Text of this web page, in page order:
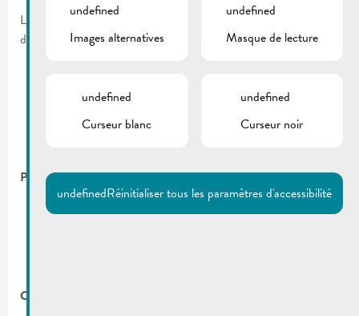
Le bistrot/restaurant avec une capacité de 49 places assises
dispose :
de terrasses et
la possibilité d’exploiter une salle de banquets de 150
Profil recherché
une expérience confirmée dans la restauration,
Critères de participation
undefined
Images alternatives
undefined
Masque de lecture
undefined
Curseur blanc
undefined
Curseur noir
undefinedRéinitialiser tous les paramètres d'accessibilité